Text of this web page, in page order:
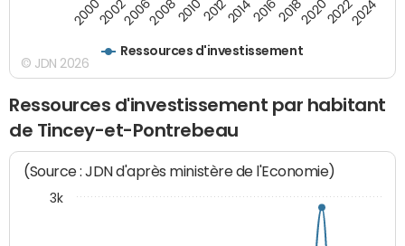
Ressources d'investissement
200020022006200820102012201420162018202020222024
© JDN 2026
Ressources d'investissement par habitant
de Tincey-et-Pontrebeau
(Source : JDN d'après ministère de l'Economie)
3k